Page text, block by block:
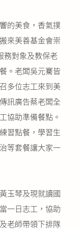
的美食，香氣撲
來美善基金會崇
務對象及教保老
。老闆吳元騫皆
多位志工來到美
訊廣告蔡老闆全
協助準備餐點。
習點餐，學習生
等套餐讓大家一
玉琴及現就讀國
一日志工，協助
老師帶領下排隊